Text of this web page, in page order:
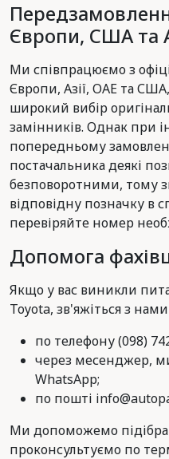
Європи, США та
Ми співпрацюємо з
Європи, Азії, ОАЕ та
широкий вибір
замінників. Однак при
попередньому
постачальника деякі
безповоротними, тому
відповідну позначку в
перевіряйте номер
Допомога
Якщо у вас виникли
Toyota, зв'яжіться з
по телефону (098)
через месенджер,
WhatsApp;
по пошті
Ми допоможемо
проконсультуємо по